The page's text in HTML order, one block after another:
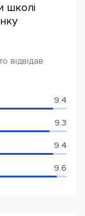
школі
відвідав
9.4
9.3
9.4
9.6